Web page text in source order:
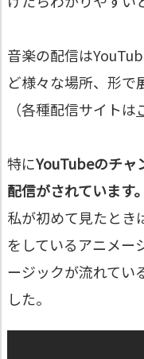
音楽の配信は
ど様々な場所、形で
（各種配信サイトは
特にYouTubeのチャ
配信がされています。
私が初めて見たとき
をしているアニメー
ージックが流れてい
した。